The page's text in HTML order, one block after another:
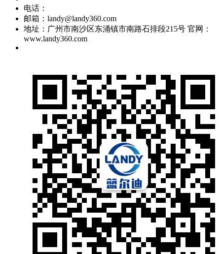
电话：
邮箱：landy@landy360.com
地址：广州市南沙区东涌镇市南路石排段215号 官网：
www.landy360.com